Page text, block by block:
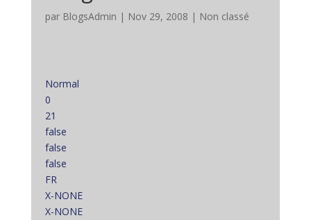
par BlogsAdmin | Nov 29, 2008 | Non classé
Normal
0
21
false
false
false
FR
X-NONE
X-NONE